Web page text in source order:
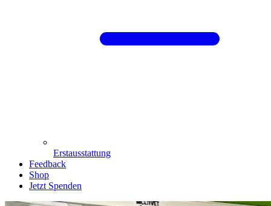
Erstausstattung
Feedback
Shop
Jetzt Spenden